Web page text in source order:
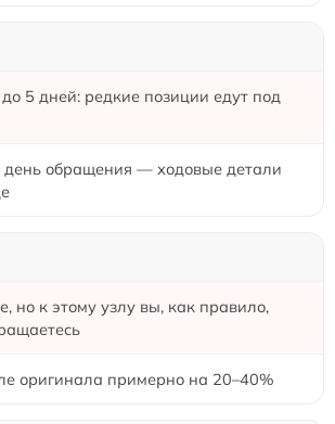
5 дней: редкие позиции едут под
обращения — ходовые детали
но к этому узлу вы, как правило,
оригинала примерно на 20–40%